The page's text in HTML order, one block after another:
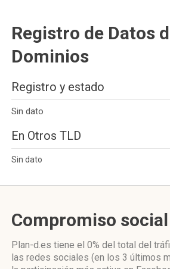
Registro de Datos
Dominios
Registro y estado
Sin dato
En Otros TLD
Sin dato
Compromiso social
Plan-d.es tiene el 0% del total del
las redes sociales (en los 3 últimos